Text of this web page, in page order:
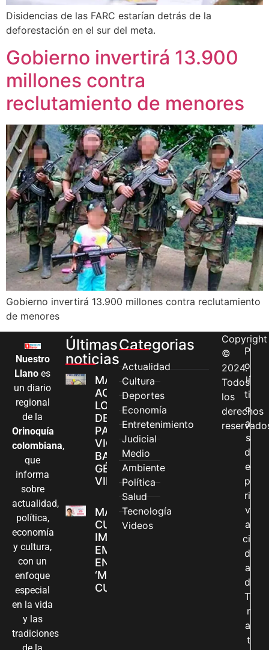
Disidencias de las FARC estarían detrás de la
deforestación en el sur del meta.
Gobierno invertirá 13.900
millones contra
reclutamiento de menores
Gobierno invertirá 13.900 millones contra reclutamiento
de menores
Nuestro
Llano es
un diario
regional
de la
Orinoquía
colombiana,
que
informa
sobre
actualidad,
política,
economía
y cultura,
con un
enfoque
especial
en la vida
y las
tradiciones
Últimas
noticias
MÁS MUJERES
ACCEDEN A
LOS CANALES
DE ATENCIÓN
PARA
VIOLENCIAS
BASADAS EN
GÉNERO EN
VILLAVICENCIO
MADRES
CUIDADORAS
IMPULSAN SUS
EMPRENDIMIENTOS
EN LA FERIA
‘MANOS QUE
CUIDAN Y CREAN’
Categorias
Actualidad
Cultura
Deportes
Economía
Entretenimiento
Judicial
Medio
Ambiente
Política
Salud
Tecnología
Videos
Copyright
©
2024.
Todos
los
derechos
P
o
lí
ti
c
a
s
d
e
p
ri
v
a
ci
d
a
d
T
r
a
t